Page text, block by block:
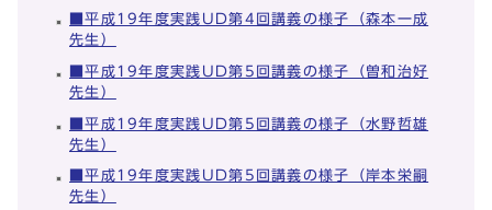
■平成19年度実践UD第4回講義の様子（森本一成
先生）
■平成19年度実践UD第5回講義の様子（曽和治好
先生）
■平成19年度実践UD第5回講義の様子（水野哲雄
先生）
■平成19年度実践UD第5回講義の様子（岸本栄嗣
先生）